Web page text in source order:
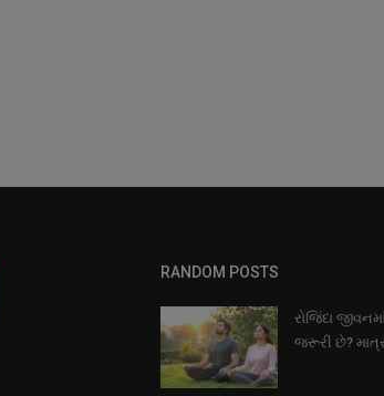
RANDOM POSTS
રોજિંદા
જરૂરી છે?